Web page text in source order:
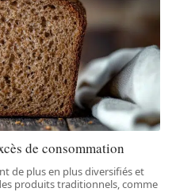
de consommation
de plus en plus diversifiés et
produits traditionnels, comme